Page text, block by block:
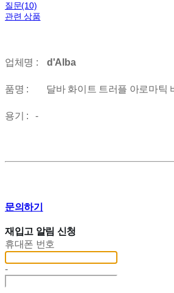
질문(10)
관련 상품
업체명 :d'Alba
품명 : 달바 화이트 트러플 아로마틱
용기 : -
문의하기
재입고 알림 신청
휴대폰 번호
-